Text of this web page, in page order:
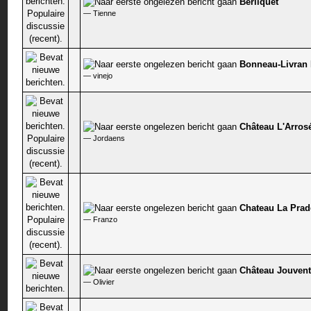
—Tienne
0 stem - 0 van 5 gemiddeld
Bonneau-Livran
—vinejo
0 stem - 0 van 5 gemiddeld
Château
—Jordaens
0 stem - 0 van 5 gemiddeld
Chateau La
— Franzo
0 stem - 0 van 5 gemiddeld
Château
—Olivier
0 stem - 0 van 5 gemiddeld